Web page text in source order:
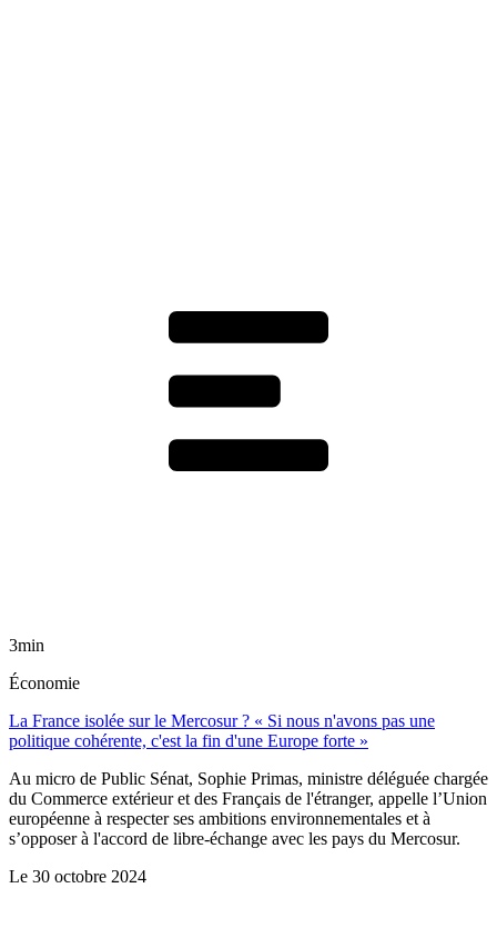
3min
Économie
La France isolée sur le Mercosur ? « Si nous n'avons pas une
politique cohérente, c'est la fin d'une Europe forte »
Au micro de Public Sénat, Sophie Primas, ministre déléguée chargée
du Commerce extérieur et des Français de l'étranger, appelle l’Union
européenne à respecter ses ambitions environnementales et à
s’opposer à l'accord de libre-échange avec les pays du Mercosur.
Le 30 octobre 2024